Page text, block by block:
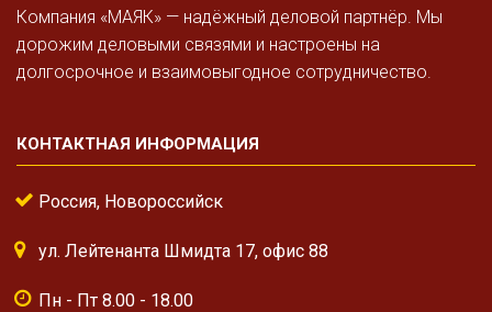
Компания «МАЯК» — надёжный деловой партнёр. Мы
дорожим деловыми связями и настроены на
долгосрочное и взаимовыгодное сотрудничество.
КОНТАКТНАЯ ИНФОРМАЦИЯ
Россия, Новороссийск
ул. Лейтенанта Шмидта 17, офис 88
Пн - Пт 8.00 - 18.00